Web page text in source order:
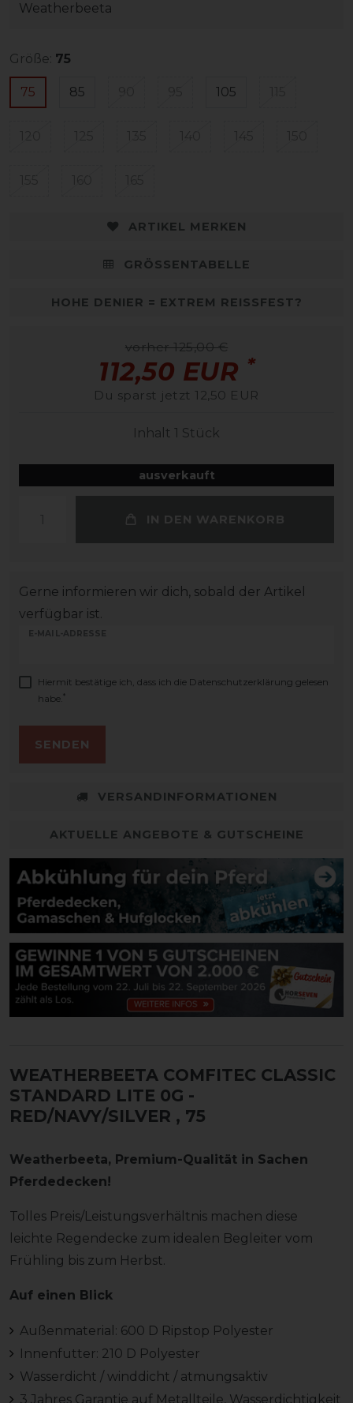
Weatherbeeta
Größe: 75
75 85 105
ARTIKEL MERKEN
GRÖSSENTABELLE
HOHE DENIER = EXTREM REISSFEST?
vorher 125,00 €
112,50 EUR *
Du sparst jetzt 12,50 EUR
Inhalt 1 Stück
ausverkauft
IN DEN WARENKORB
Gerne informieren wir dich, sobald der Artikel
verfügbar ist.
E-MAIL-ADRESSE
Hiermit bestätige ich, dass ich die Daten­schutz­erklärung gelesen
habe. *
SENDEN
VERSANDINFORMATIONEN
AKTUELLE ANGEBOTE & GUTSCHEINE
WEATHERBEETA COMFITEC CLASSIC
STANDARD LITE 0G -
RED/NAVY/SILVER , 75
Weatherbeeta, Premium-Qualität in Sachen
Pferdedecken!
Tolles Preis/Leistungsverhältnis machen diese
leichte Regendecke zum idealen Begleiter vom
Frühling bis zum Herbst.
Auf einen Blick
Außenmaterial: 600 D Ripstop Polyester
Innenfutter: 210 D Polyester
Wasserdicht / winddicht / atmungsaktiv
3 Jahres Garantie auf Metallteile, Wasserdichtigkeit